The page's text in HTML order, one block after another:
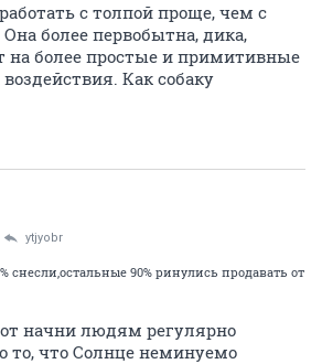
с толпой проще, чем с
более первобытна, дика,
на более простые и примитивные
Как собаку
ytjyobr
снесли,остальные 90% ринулись продавать от
начни людям регулярно
то, что Солнце неминуемо